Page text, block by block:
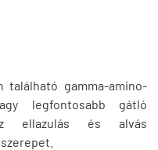
található gamma-amino-
legfontosabb gátló
ellazulás és alvás